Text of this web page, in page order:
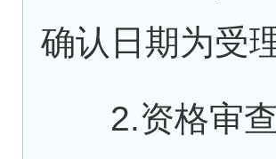
确认日期为受
2.资格审查